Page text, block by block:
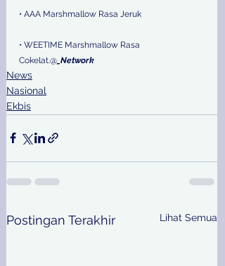
• AAA Marshmallow Rasa Jeruk
• WEETIME Marshmallow Rasa
Cokelat.@ _Network
News
Nasional
Ekbis
Postingan Terakhir Lihat Semua